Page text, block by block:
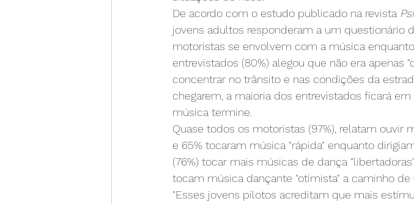
De acordo com o estudo publicado na revista
jovens adultos responderam a um questionário
motoristas se envolvem com a música
entrevistados (80%) alegou que não era apenas
concentrar no trânsito e nas condições da
chegarem, a maioria dos entrevistados ficará
música termine.
Quase todos os motoristas (97%), relatam ouvir
e 65% tocaram música "rápida" enquanto
(76%) tocar mais músicas de dança
tocam música dançante "otimista" a caminho de
"Esses jovens pilotos acreditam que mais